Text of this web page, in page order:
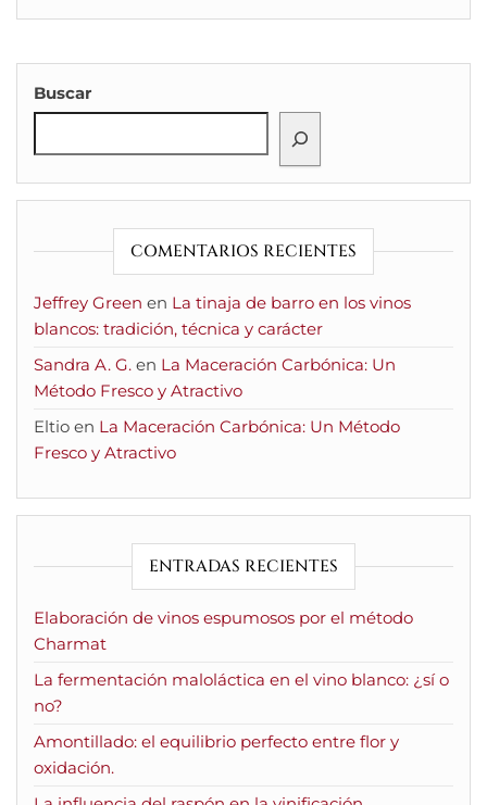
Buscar
COMENTARIOS RECIENTES
Jeffrey Green en La tinaja de barro en los vinos
blancos: tradición, técnica y carácter
Sandra A. G. en La Maceración Carbónica: Un
Método Fresco y Atractivo
Eltio en La Maceración Carbónica: Un Método
Fresco y Atractivo
ENTRADAS RECIENTES
Elaboración de vinos espumosos por el método
Charmat
La fermentación maloláctica en el vino blanco: ¿sí o
no?
Amontillado: el equilibrio perfecto entre flor y
oxidación.